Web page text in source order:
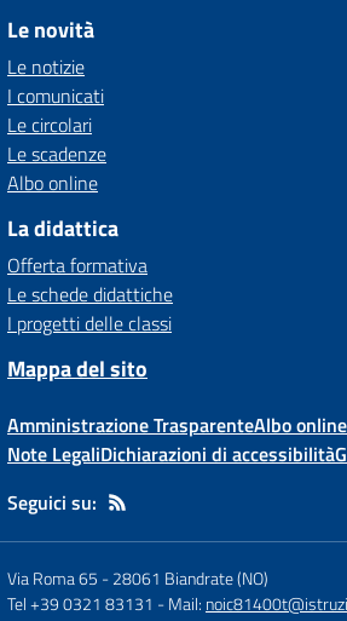
Le novità
Le notizie
I comunicati
Le circolari
Le scadenze
Albo online
La didattica
Offerta formativa
Le schede didattiche
I progetti delle classi
Mappa del sito
Amministrazione TrasparenteAlbo online
Note LegaliDichiarazioni di accessibilità
Seguici su:
Via Roma 65 -28061 Biandrate (NO)
Tel +39 0321 83131 - Mail: